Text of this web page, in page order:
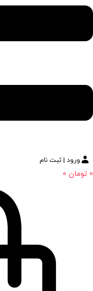
ورود | ثبت نام
0 تومان 0